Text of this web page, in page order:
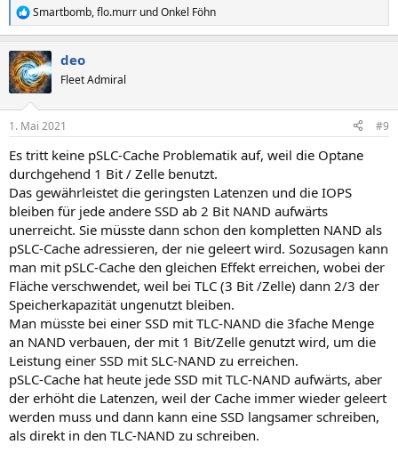
R
e
k
t
i
e
:
Smartbomb,flo.murr undOnkel Föhn
deo
Fleet Admiral
1. Mai 2021 #9
Es tritt keine pSLC-Cache Problematik auf, weil die Optane
durchgehend 1 Bit / Zelle benutzt.
Das gewährleistet die geringsten Latenzen und die IOPS
bleiben für jede andere SSD ab 2 Bit NAND aufwärts
unerreicht. Sie müsste dann schon den kompletten NAND als
pSLC-Cache adressieren, der nie geleert wird. Sozusagen kann
man mit pSLC-Cache den gleichen Effekt erreichen, wobei der
Fläche verschwendet, weil bei TLC (3 Bit /Zelle) dann 2/3 der
Speicherkapazität ungenutzt bleiben.
Man müsste bei einer SSD mit TLC-NAND die 3fache Menge
an NAND verbauen, der mit 1 Bit/Zelle genutzt wird, um die
Leistung einer SSD mit SLC-NAND zu erreichen.
pSLC-Cache hat heute jede SSD mit TLC-NAND aufwärts, aber
der erhöht die Latenzen, weil der Cache immer wieder geleert
werden muss und dann kann eine SSD langsamer schreiben,
als direkt in den TLC-NAND zu schreiben.